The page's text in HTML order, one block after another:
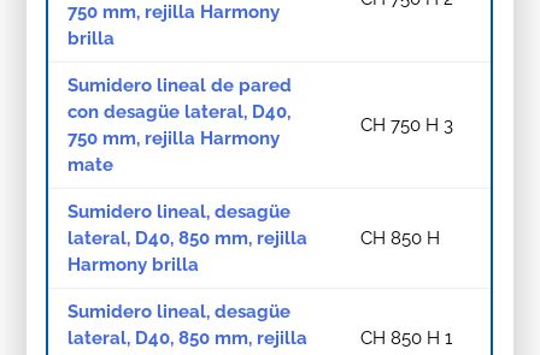
750 mm, rejilla Harmony
brilla
Sumidero lineal de pared
con desagüe lateral, D40,
750 mm, rejilla Harmony
mate
CH 750 H 3
Sumidero lineal, desagüe
lateral, D40, 850 mm, rejilla
Harmony brilla
CH 850 H
Sumidero lineal, desagüe
lateral, D40, 850 mm, rejilla
CH 850 H 1